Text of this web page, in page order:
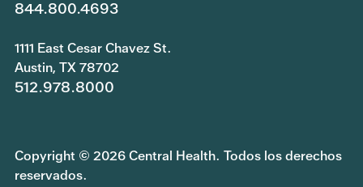
844.800.4693
1111 East Cesar Chavez St.
Austin, TX 78702
512.978.8000
Copyright © 2026 Central Health. Todos los derechos
reservados.